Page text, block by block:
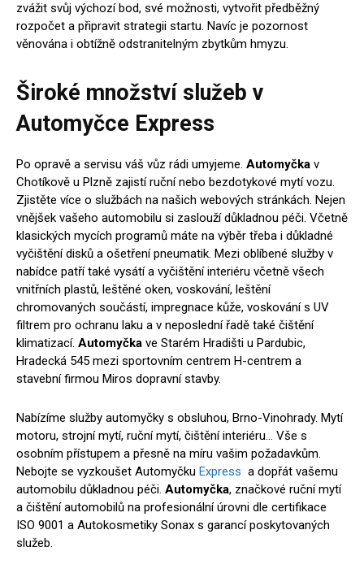
zvážit svůj výchozí bod, své možnosti, vytvořit předběžný
rozpočet a připravit strategii startu. Navíc je pozornost
věnována i obtížně odstranitelným zbytkům hmyzu.
Široké množství služeb v
Automyčce Express
Po opravě a servisu váš vůz rádi umyjeme. Automyčka v
Chotíkově u Plzně zajistí ruční nebo bezdotykové mytí vozu.
Zjistěte více o službách na našich webových stránkách. Nejen
vnějšek vašeho automobilu si zaslouží důkladnou péči. Včetně
klasických mycích programů máte na výběr třeba i důkladné
vyčištění disků a ošetření pneumatik. Mezi oblíbené služby v
nabídce patří také vysátí a vyčištění interiéru včetně všech
vnitřních plastů, leštěné oken, voskování, leštění
chromovaných součástí, impregnace kůže, voskování s UV
filtrem pro ochranu laku a v neposlední řadě také čištění
klimatizací. Automyčka ve Starém Hradišti u Pardubic,
Hradecká 545 mezi sportovním centrem H-centrem a
stavební firmou Miros dopravní stavby.
Nabízíme služby automyčky s obsluhou, Brno-Vinohrady. Mytí
motoru, strojní mytí, ruční mytí, čištění interiéru… Vše s
osobním přístupem a přesně na míru vašim požadavkům.
Nebojte se vyzkoušet Automyčku Express a dopřát vašemu
automobilu důkladnou péči. Automyčka, značkové ruční mytí
a čištění automobilů na profesionální úrovni dle certifikace
ISO 9001 a Autokosmetiky Sonax s garancí poskytovaných
služeb.